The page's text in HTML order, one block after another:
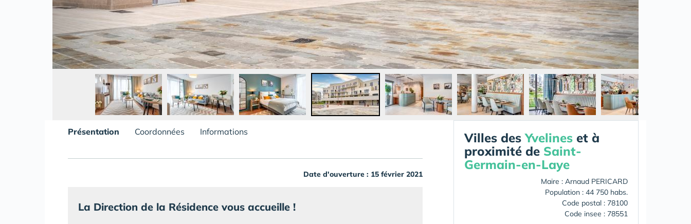
Présentation Coordonnées Informations
Date d'ouverture : 15 février 2021
La Direction de la Résidence vous accueille !
Villes desYvelines et à
proximité de Saint-
Germain-en-Laye
Maire : Arnaud PERICARD
Population : 44 750 habs.
Code postal : 78100
Code insee : 78551